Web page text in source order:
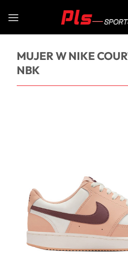
MUJER W NIKE
NBK